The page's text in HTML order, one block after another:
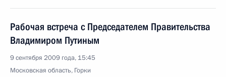
Рабочая встреча с Председателем Правительства
Владимиром Путиным
9 сентября 2009 года, 15:45
Московская область, Горки